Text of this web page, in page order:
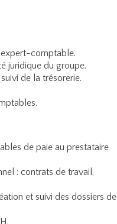
comptable.
juridique du groupe.
de la trésorerie.
de paie au prestataire
: contrats de travail,
et suivi des dossiers de